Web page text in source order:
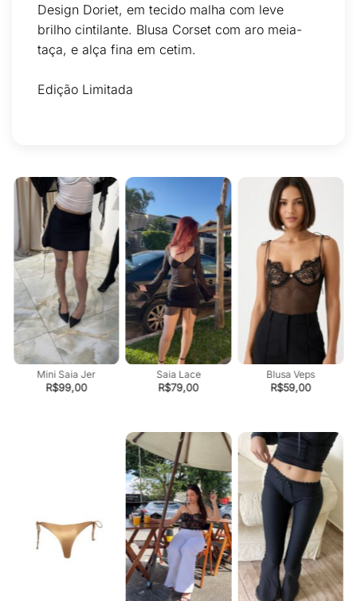
Design Doriet, em tecido malha com leve
brilho cintilante. Blusa Corset com aro meia-
taça, e alça fina em cetim.
Edição Limitada
Mini Saia Jer
R$99,00
Saia Lace
R$79,00
Blusa Veps
R$59,00